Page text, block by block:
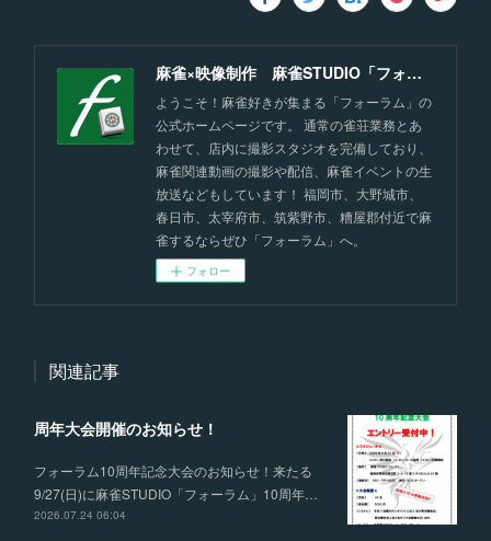
麻雀×映像制作 麻雀STUDIO「フォーラム」福岡
ようこそ！麻雀好きが集まる「フォーラム」の
公式ホームページです。 通常の雀荘業務とあ
わせて、店内に撮影スタジオを完備しており、
麻雀関連動画の撮影や配信、麻雀イベントの生
放送などもしています！ 福岡市、大野城市、
春日市、太宰府市、筑紫野市、糟屋郡付近で麻
雀するならぜひ「フォーラム」へ。
フォロー
関連記事
周年大会開催のお知らせ！
フォーラム10周年記念大会のお知らせ！来たる
9/27(日)に麻雀STUDIO「フォーラム」10周年…
2026.07.24 06:04